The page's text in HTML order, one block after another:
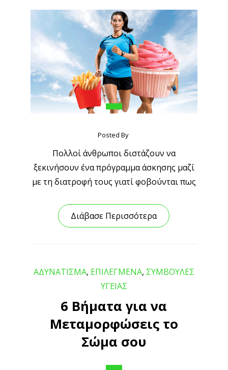
Posted By
Πολλοί άνθρωποι διστάζουν να
ξεκινήσουν ένα πρόγραμμα άσκησης μαζί
με τη διατροφή τους γιατί φοβούνται πως
Διάβασε Περισσότερα
ΑΔΥΝΑΤΙΣΜΑ, ΕΠΙΛΕΓΜΕΝΑ, ΣΥΜΒΟΥΛΕΣ
ΥΓΕΙΑΣ
6 Βήματα για να
Μεταμορφώσεις το
Σώμα σου